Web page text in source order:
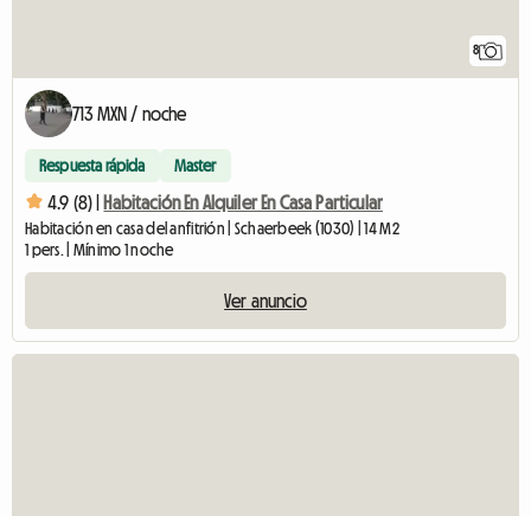
8
713 MXN / noche
Respuesta rápida Master
4.9 (8) | Habitación En Alquiler En Casa Particular
Habitación en casa del anfitrión | Schaerbeek (1030) | 14 M2
1 pers. | Mínimo 1 noche
Ver anuncio